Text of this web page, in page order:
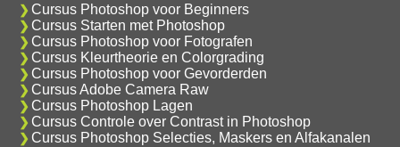
Cursus Photoshop voor Beginners
Cursus Starten met Photoshop
Cursus Photoshop voor Fotografen
Cursus Kleurtheorie en Colorgrading
Cursus Photoshop voor Gevorderden
Cursus Adobe Camera Raw
Cursus Photoshop Lagen
Cursus Controle over Contrast in Photoshop
Cursus Photoshop Selecties, Maskers en Alfakanalen